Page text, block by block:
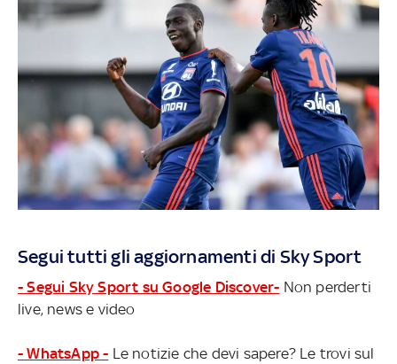
Segui tutti gli aggiornamenti di Sky Sport
- Segui Sky Sport su Google Discover- Non perderti
live, news e video
- WhatsApp - Le notizie che devi sapere? Le trovi sul